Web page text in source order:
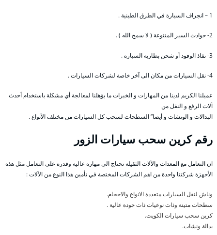
1 – انجراف السيارة في الطرق الطينية .
2- حوادث السير المتنوعة ( لا سمح الله ) .
3- نفاذ الوقود أو شحن بطارية السيارة .
4- نقل السيارات من مكان الى آخر خاصة لشركات السيارات .
عميلنا الكريم لدينا من المهارات و الخبرات ما يؤهلنا لمعالجة أي مشكلة باستخدام أحدث
آلات الرفع و النقل من
البدالات و الونشات و أيضا” السطحات لسحب كل السيارات من مختلف الأنواع .
رقمكرين سحب سيارات الزور
ان التعامل مع المعدات والآلات الثقيلة تحتاج الى مهارة عالية وقدرة على التعامل مثل هذه
الأجهزة شركتنا واحدة من اهم الشركات المختصة في تأمين هذا النوع من الآلات :
وناش لنقل السيارات متعددة الانواع والاحجام.
سطحات متينة وذات نوعيات ذات جودة عالية .
كرين سحب سيارات الكويت.
بدالة ونشات.